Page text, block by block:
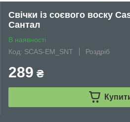
Свічки із соєвого воску
Сантал
В наявності
Код: SCAS-EM_SNT
Роздріб
289 ₴